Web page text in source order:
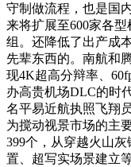
守制做流程，也是国
来将扩展至600家各
组。还降低了出产成
先辈东西的。南航和
现4K超高分辩率、
办高贵机场DLC的时
名平易近航执照飞翔
为搅动视景市场的主
399个，从穿越火山
置、超写实场景建立